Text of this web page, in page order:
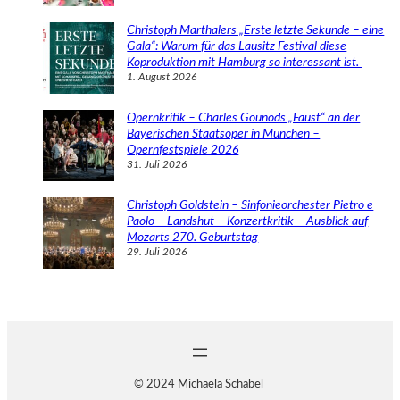
Christoph Marthalers „Erste letzte Sekunde – eine
Gala“: Warum für das Lausitz Festival diese
Koproduktion mit Hamburg so interessant ist.
1. August 2026
Opernkritik – Charles Gounods „Faust“ an der
Bayerischen Staatsoper in München –
Opernfestspiele 2026
31. Juli 2026
Christoph Goldstein – Sinfonieorchester Pietro e
Paolo – Landshut – Konzertkritik – Ausblick auf
Mozarts 270. Geburtstag
29. Juli 2026
© 2024 Michaela Schabel